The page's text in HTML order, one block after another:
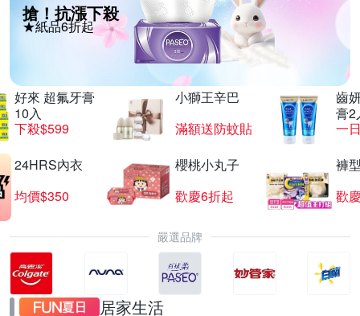
搶！抗漲下殺
★紙品6折起
好來 超氟牙膏
10入
下殺$599
小獅王辛巴
滿額送防蚊貼
齒
膏2
一
24HRS內衣
均價$350
櫻桃小丸子
歡慶6折起
褲
歡
嚴選品牌
居家生活